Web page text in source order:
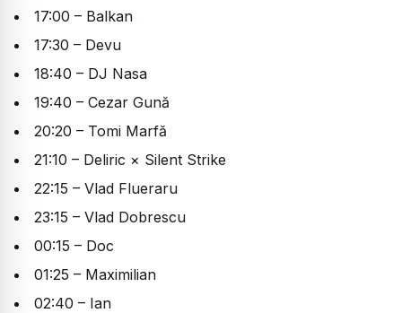
17:00 – Balkan
17:30 – Devu
18:40 – DJ Nasa
19:40 – Cezar Gună
20:20 – Tomi Marfă
21:10 – Deliric × Silent Strike
22:15 – Vlad Flueraru
23:15 – Vlad Dobrescu
00:15 – Doc
01:25 – Maximilian
02:40 – Ian